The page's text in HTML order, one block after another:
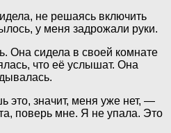
не решаясь включить
у меня задрожали руки.
Она сидела в своей комнате
что её услышат. Она
значит, меня уже нет, —
поверь мне. Я не упала. Это